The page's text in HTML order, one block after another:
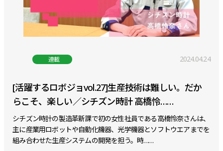
連載 2024.04.24
[活躍するロボジョvol.27]生産技術は難しい。だか
らこそ、楽しい／シチズン時計 高橋怜……
シチズン時計の製造革新課で初の女性社員である高橋怜奈さんは、
主に産業用ロボットや自動化機器、光学機器とソフトウエアまでを
組み合わせた生産システムの開発を担う。時……